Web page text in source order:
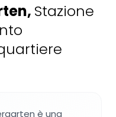
, Stazione
è una